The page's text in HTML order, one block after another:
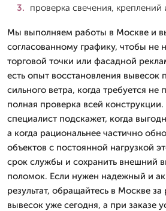
проверка свечения, креплений
Мы выполняем работы в Москве и
согласованному графику, чтобы не
торговой точки или фасадной
есть опыт восстановления вывесок
сильного ветра, когда требуется не
полная проверка всей
специалист подскажет, когда
а когда рациональнее частично
объектов с постоянной нагрузкой
срок службы и сохранить внешний
поломок. Если нужен надежный и
результат, обращайтесь в Москве
вывесок уже сегодня, а при заказе